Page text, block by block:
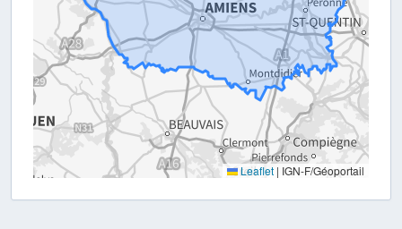
Leaflet | IGN-F/Géoportail